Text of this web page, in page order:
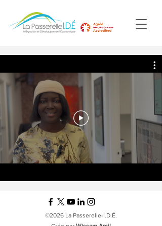
©2026 La Passerelle-I.D.É.